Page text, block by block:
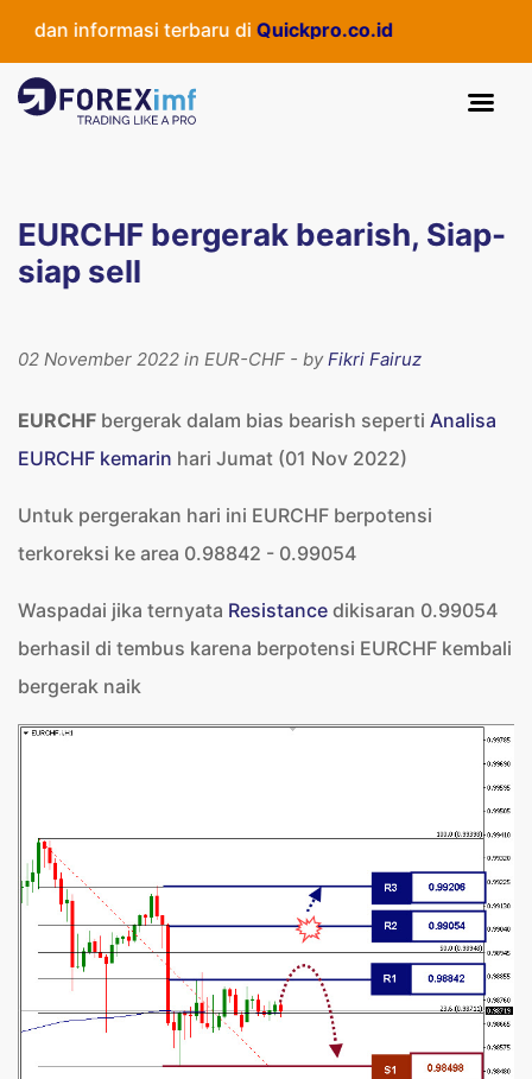
informasi terbaru diQuickpro.co.id
EURCHF bergerak bearish, Siap-
siap sell
02 November 2022 in EUR-CHF - byFikri Fairuz
EURCHF bergerak dalam bias bearish seperti Analisa
EURCHF kemarin hari Jumat (01 Nov 2022)
Untuk pergerakan hari ini EURCHF berpotensi
terkoreksi ke area 0.98842 - 0.99054
Waspadai jika ternyata Resistance dikisaran 0.99054
berhasil di tembus karena berpotensi EURCHF kembali
bergerak naik